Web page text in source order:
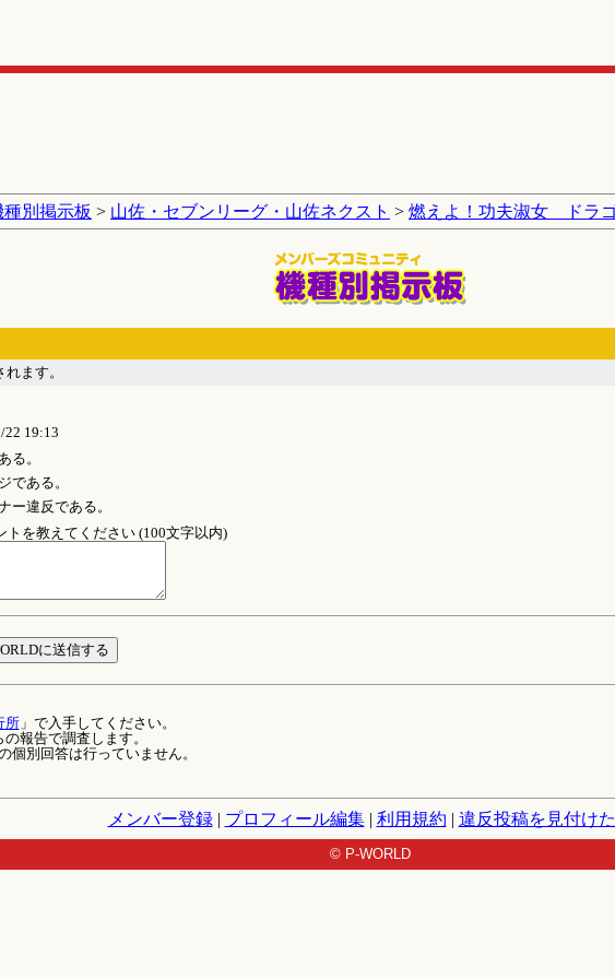
種別掲示板 > 山佐・セブンリーグ・山佐ネクスト > 燃えよ！功夫淑女 ドラ
ます。
22 19:13
る。
である。
ー違反である。
トを教えてください (100文字以内)
所」で入手してください。
報告で調査します。
個別回答は行っていません。
メンバー登録| プロフィール編集| 利用規約 | 違反投稿を見付け
© P-WORLD